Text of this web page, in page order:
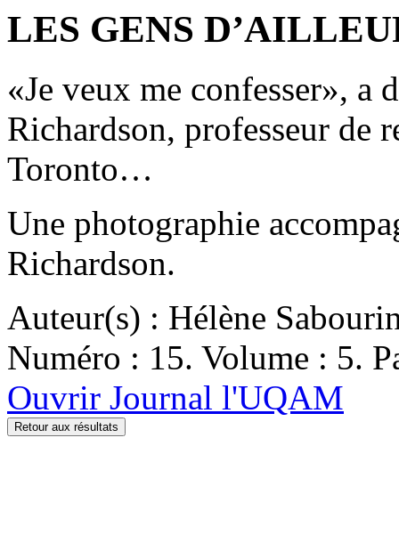
LES GENS
«Je veux me confesser»,
Richardson, professeur de
Toronto…
Une photographie
Richardson.
Auteur(s) : Hélène
Numéro : 15. Volume : 5.
Ouvrir Journal l'UQAM
Retour aux résultats